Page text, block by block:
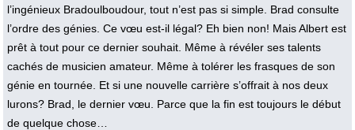
l’ingénieux Bradoulboudour, tout n’est pas si simple. Brad consulte
l’ordre des génies. Ce vœu est-il légal? Eh bien non! Mais Albert est
prêt à tout pour ce dernier souhait. Même à révéler ses talents
cachés de musicien amateur. Même à tolérer les frasques de son
génie en tournée. Et si une nouvelle carrière s’offrait à nos deux
lurons? Brad, le dernier vœu. Parce que la fin est toujours le début
de quelque chose…